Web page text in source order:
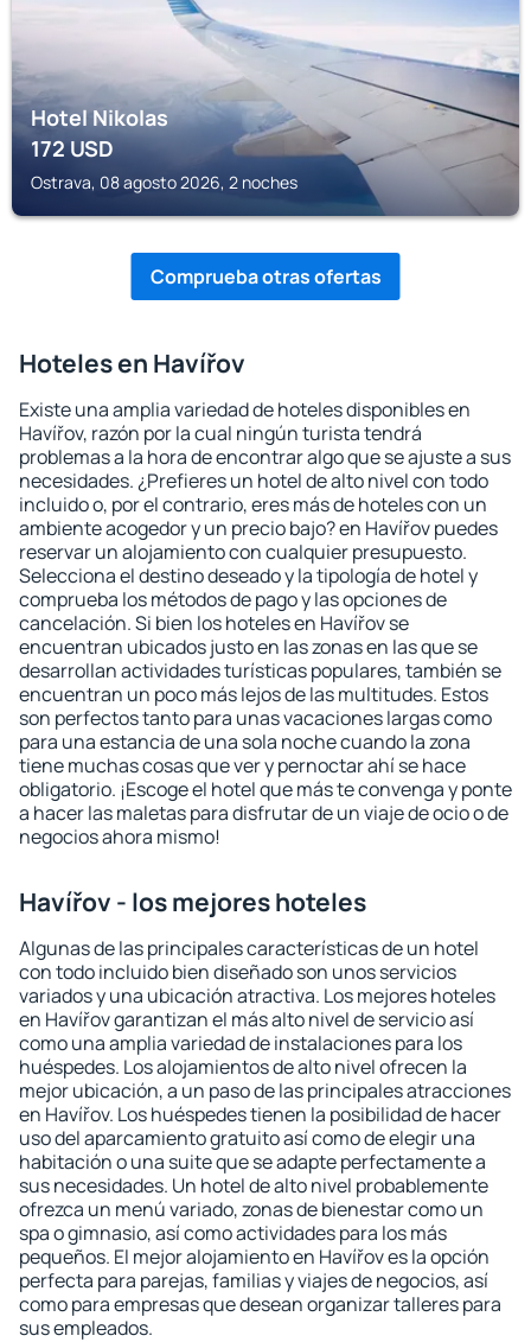
Hotel Nikolas
172USD
Ostrava, 08 agosto 2026, 2 noches
Comprueba otras ofertas
Hoteles en Havířov
Existe una amplia variedad de hoteles disponibles en
Havířov, razón por la cual ningún turista tendrá
problemas a la hora de encontrar algo que se ajuste a sus
necesidades. ¿Prefieres un hotel de alto nivel con todo
incluido o, por el contrario, eres más de hoteles con un
ambiente acogedor y un precio bajo? en Havířov puedes
reservar un alojamiento con cualquier presupuesto.
Selecciona el destino deseado y la tipología de hotel y
comprueba los métodos de pago y las opciones de
cancelación. Si bien los hoteles en Havířov se
encuentran ubicados justo en las zonas en las que se
desarrollan actividades turísticas populares, también se
encuentran un poco más lejos de las multitudes. Estos
son perfectos tanto para unas vacaciones largas como
para una estancia de una sola noche cuando la zona
tiene muchas cosas que ver y pernoctar ahí se hace
obligatorio. ¡Escoge el hotel que más te convenga y ponte
a hacer las maletas para disfrutar de un viaje de ocio o de
negocios ahora mismo!
Havířov - los mejores hoteles
Algunas de las principales características de un hotel
con todo incluido bien diseñado son unos servicios
variados y una ubicación atractiva. Los mejores hoteles
en Havířov garantizan el más alto nivel de servicio así
como una amplia variedad de instalaciones para los
huéspedes. Los alojamientos de alto nivel ofrecen la
mejor ubicación, a un paso de las principales atracciones
en Havířov. Los huéspedes tienen la posibilidad de hacer
uso del aparcamiento gratuito así como de elegir una
habitación o una suite que se adapte perfectamente a
sus necesidades. Un hotel de alto nivel probablemente
ofrezca un menú variado, zonas de bienestar como un
spa o gimnasio, así como actividades para los más
pequeños. El mejor alojamiento en Havířov es la opción
perfecta para parejas, familias y viajes de negocios, así
como para empresas que desean organizar talleres para
sus empleados.